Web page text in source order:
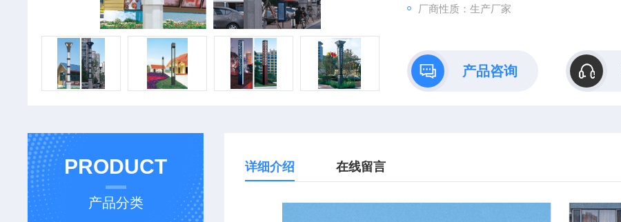
厂商性质：生产厂家
产品咨询
PRODUCT
产品分类
详细介绍 在线留言